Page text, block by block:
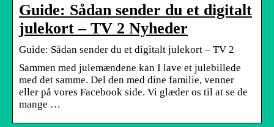
Guide: Sådan sender du et digitalt
julekort – TV 2 Nyheder
Guide: Sådan sender du et digitalt julekort – TV 2
Sammen med julemændene kan I lave et julebillede
med det samme. Del den med dine familie, venner
eller på vores Facebook side. Vi glæder os til at se de
mange …